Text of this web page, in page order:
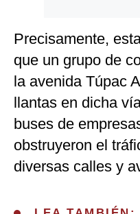
Precisamente,
que un grupo de
la avenida Túpac
llantas en dicha
buses de
obstruyeron el
diversas calles y